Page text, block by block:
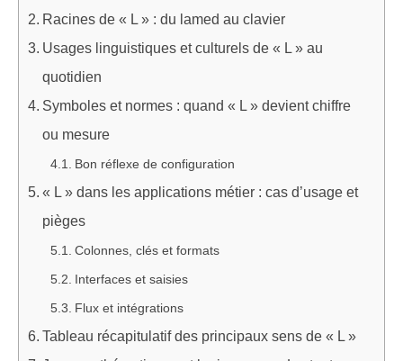
Racines de « L » : du lamed au clavier
Usages linguistiques et culturels de « L » au
quotidien
Symboles et normes : quand « L » devient chiffre
ou mesure
Bon réflexe de configuration
« L » dans les applications métier : cas d’usage et
pièges
Colonnes, clés et formats
Interfaces et saisies
Flux et intégrations
Tableau récapitulatif des principaux sens de « L »